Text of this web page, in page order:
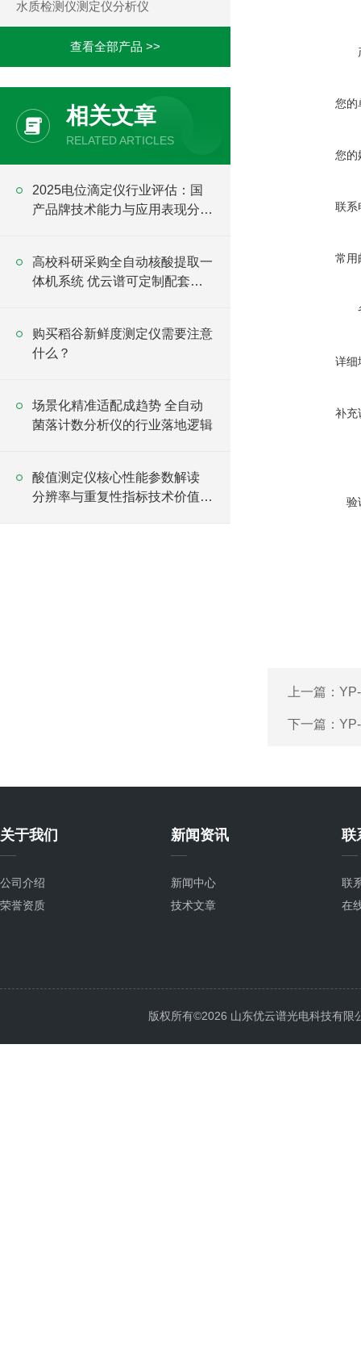
您的
您的
联系
常用
详细
补充
验
上一篇：
下一篇：
水质检测仪测定仪分析仪
查看全部产品 >>
相关文章
RELATED ARTICLES
2025电位滴定仪行业评估：国
产品牌技术能力与应用表现分析
高校科研采购全自动核酸提取一
体机系统 优云谱可定制配套方
购买稻谷新鲜度测定仪需要注意
什么？
场景化精准适配成趋势 全自动
菌落计数分析仪的行业落地逻辑
酸值测定仪核心性能参数解读
分辨率与重复性指标技术价值全
关于我们
公司介绍
荣誉资质
新闻资讯
新闻中心
技术文章
联
联
在
版权所有©2026 山东优云谱光电科技有